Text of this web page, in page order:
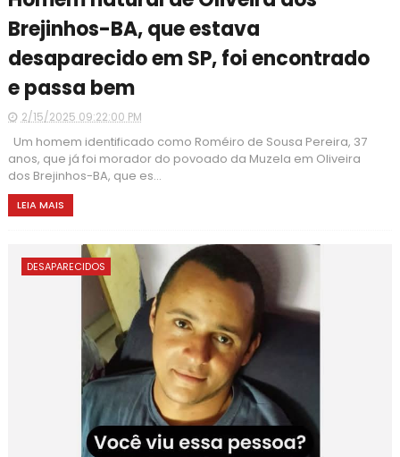
Brejinhos-BA, que estava
desaparecido em SP, foi encontrado
e passa bem
2/15/2025 09:22:00 PM
Um homem identificado como Roméiro de Sousa Pereira, 37
anos, que já foi morador do povoado da Muzela em Oliveira
dos Brejinhos-BA, que es...
LEIA MAIS
DESAPARECIDOS